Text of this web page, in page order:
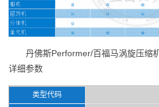
丹佛斯Performer/百福马涡旋压缩
详细参数
类型代码